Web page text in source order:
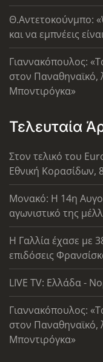
Θ.Αντετοκούνμπο:
και να εμπνέεις
Γιαννακόπουλος:
στον Παναθηναϊκό,
Μποντιρόγκα»
Τελευταία
Στον τελικό του
Εθνική Κορασίδων,
Μονακό: Η 14η
αγωνιστικό της
Η Γαλλία έχασε με
επιδόσεις
LIVE TV: Ελλάδα -
Γιαννακόπουλος:
στον Παναθηναϊκό,
Μποντιρόγκα»